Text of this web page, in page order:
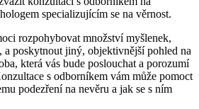
specializujícím se na věrnost.
rozpohybovat množství myšlenek,
a poskytnout jiný, objektivnější pohled na
která vás bude poslouchat a porozumí
s odborníkem vám může pomoct
podezření na nevěru a jak se s ním